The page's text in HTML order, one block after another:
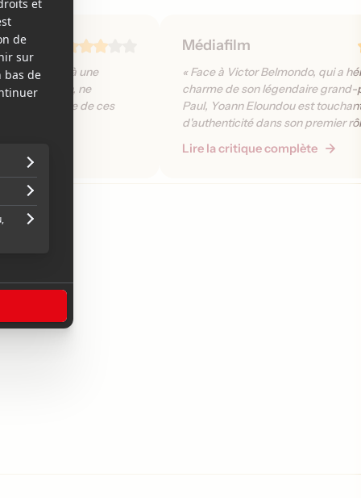
fait écho à une
Goldman, ne
mais fait partie de ces
Médiafilm
« Face à Victor Belmondo, qui a
charme de son légendaire grand-
Paul, Yoann Eloundou est
d'authenticité dans son premier
Lire la critique complète